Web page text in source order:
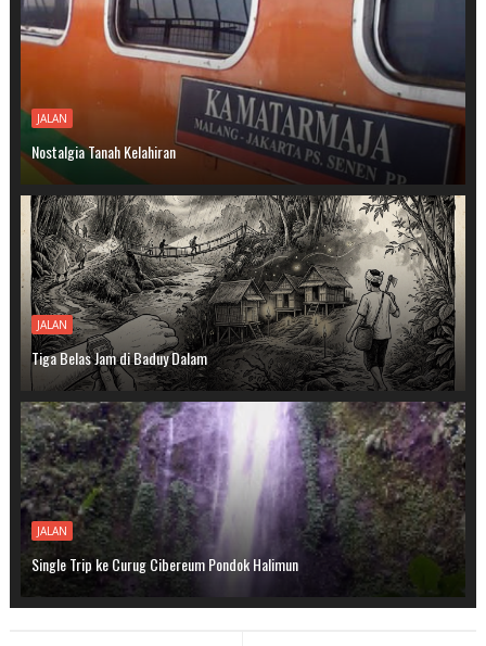
JALAN
Nostalgia Tanah Kelahiran
JALAN
Tiga Belas Jam di Baduy Dalam
JALAN
Single Trip ke Curug Cibereum Pondok Halimun